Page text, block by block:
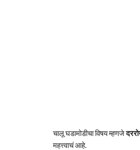
चालू घडामोडीचा विषय म्हणजे
महत्त्वाचं आहे.